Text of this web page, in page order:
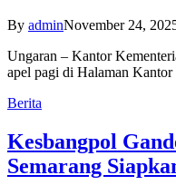
By adminNovember 24,
Ungaran – Kantor
apel pagi di Halaman
Berita
Kesbangpol
Semarang